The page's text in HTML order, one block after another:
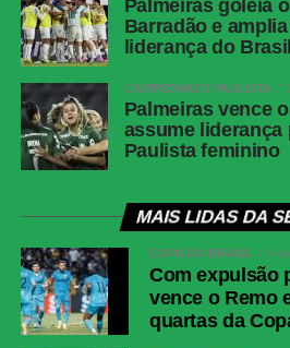
Palmeiras goleia
Barradão e
liderança do
CAMPEONATO PAULISTA
Palmeiras vence
assume
Paulista feminino
MAIS LIDAS DA
COPA DO BRASIL 4
Com expulsão
vence o Remo
quartas da